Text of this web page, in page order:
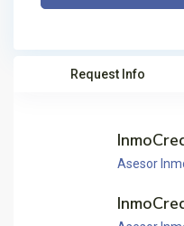
Request Info
Asesor